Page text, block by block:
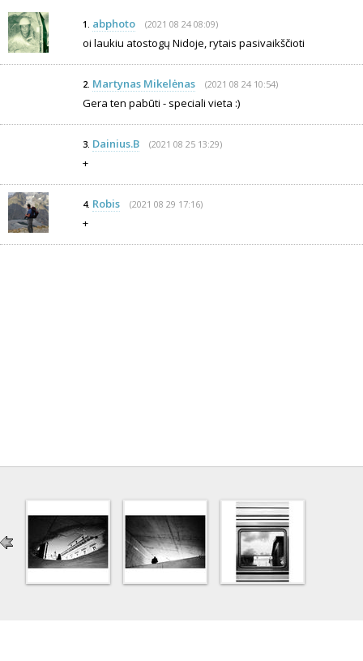
1. abphoto (2021 08 24 08:09)
oi laukiu atostogų Nidoje, rytais pasivaikščioti
2. Martynas Mikelėnas (2021 08 24 10:54)
Gera ten pabūti - speciali vieta :)
3. Dainius.B (2021 08 25 13:29)
+
4. Robis (2021 08 29 17:16)
+